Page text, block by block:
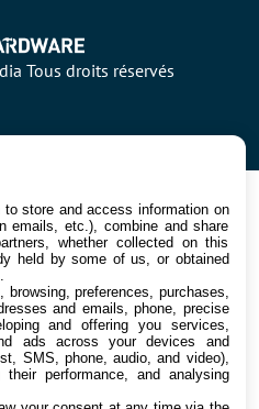
Tous droits réservés
to store and access information on
emails, etc.), combine and share
whether collected on this
held by some of us, or obtained
preferences, purchases,
and emails, phone, precise
and offering you services,
ads across your devices and
SMS, phone, audio, and video),
their performance, and analysing